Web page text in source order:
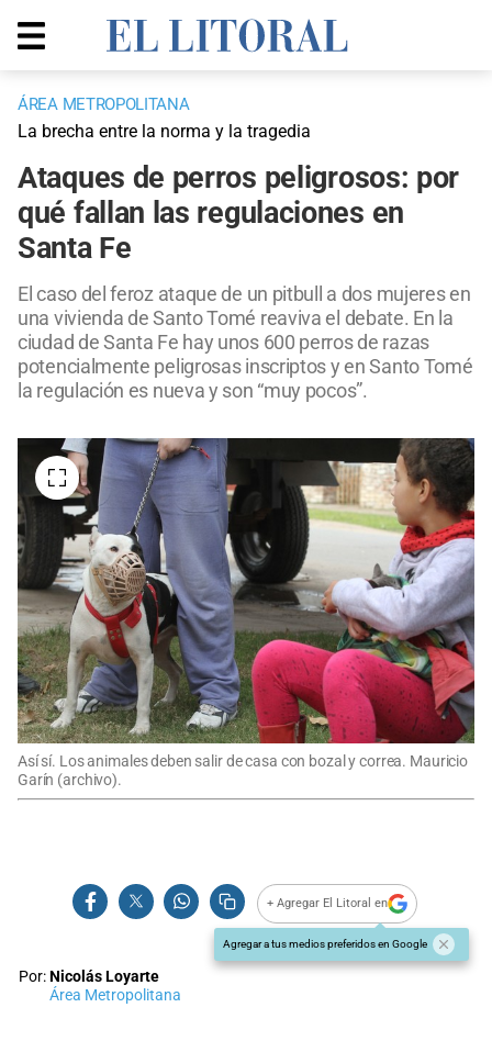
ÁREA METROPOLITANA
La brecha entre la norma y la tragedia
Ataques de perros peligrosos: por
qué fallan las regulaciones en
Santa Fe
El caso del feroz ataque de un pitbull a dos mujeres en
una vivienda de Santo Tomé reaviva el debate. En la
ciudad de Santa Fe hay unos 600 perros de razas
potencialmente peligrosas inscriptos y en Santo Tomé
la regulación es nueva y son “muy pocos”.
Así sí. Los animales deben salir de casa con bozal y correa. Mauricio
Garín (archivo).
+ Agregar El Litoral en
Agregar a tus medios preferidos en Google
Por:Nicolás Loyarte
Área Metropolitana